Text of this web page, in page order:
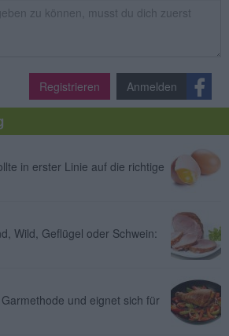
Registrieren Anmelden
in erster Linie auf die richtige
Wild, Geflügel oder Schwein:
und eignet sich für